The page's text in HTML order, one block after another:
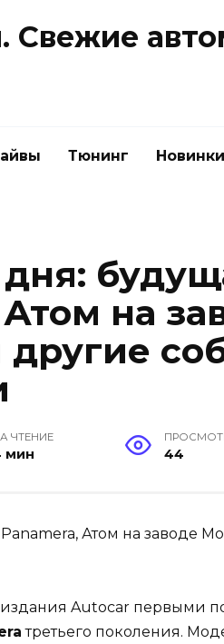
Свежие
Тюнинг Новинки
на
ЧТЕНИЕ
мин 44
Autocar первыми
третьего поколения.